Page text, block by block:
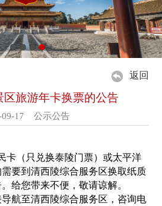
返回
区旅游年卡换票的公告
09-17 公示公告
（只兑换泰陵门票）或太平洋
要到清西陵综合服务区换取纸质
给您带来不便，敬请谅解。
航至清西陵综合服务区，咨询电